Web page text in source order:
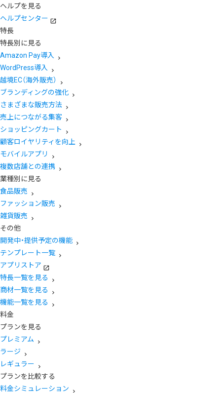
ヘルプを見る
ヘルプセンター
特長
特長別に見る
Amazon Pay導入
WordPress導入
越境EC（海外販売）
ブランディングの強化
さまざまな販売方法
売上につながる集客
ショッピングカート
顧客ロイヤリティを向上
モバイルアプリ
複数店舗との連携
業種別に見る
食品販売
ファッション販売
雑貨販売
その他
開発中・提供予定の機能
テンプレート一覧
アプリストア
特長一覧を見る
商材一覧を見る
機能一覧を見る
料金
プランを見る
プレミアム
ラージ
レギュラー
プランを比較する
料金シミュレーション